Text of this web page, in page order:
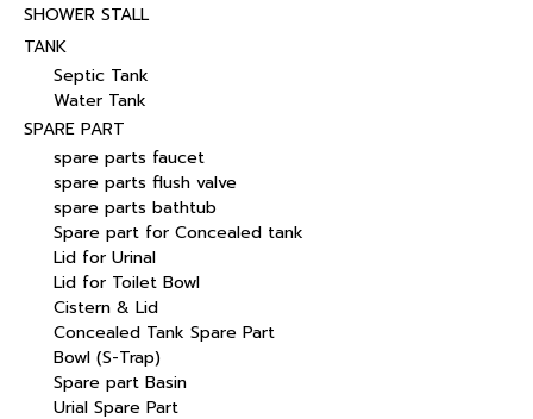
SHOWER STALL
TANK
Septic Tank
Water Tank
SPARE PART
spare parts faucet
spare parts flush valve
spare parts bathtub
Spare part for Concealed tank
Lid for Urinal
Lid for Toilet Bowl
Cistern & Lid
Concealed Tank Spare Part
Bowl (S-Trap)
Spare part Basin
Urial Spare Part